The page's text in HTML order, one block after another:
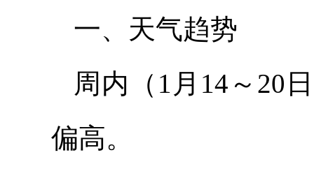
一、天气趋势
周内（1月14～20
偏高。